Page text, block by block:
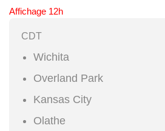
Affichage 12h
CDT
Wichita
Overland Park
Kansas City
Olathe